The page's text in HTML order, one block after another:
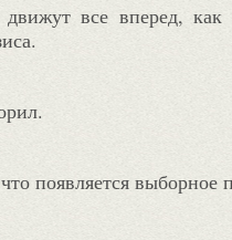
движут все вперед,
появляется выборное